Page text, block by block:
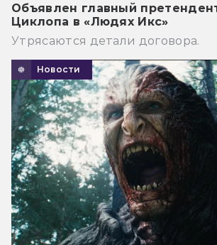
Объявлен главный
Циклопа в «Людях Икс»
Утрясаются детали договора.
Новости